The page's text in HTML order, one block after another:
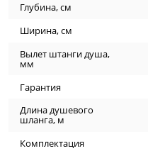
Глубина, см
Ширина, см
Вылет штанги душа,
мм
Гарантия
Длина душевого
шланга, м
Комплектация